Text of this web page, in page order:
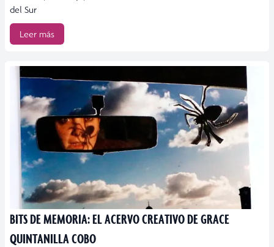
del Sur
Leer más
BITS DE MEMORIA: EL ACERVO CREATIVO DE GRACE
QUINTANILLA COBO